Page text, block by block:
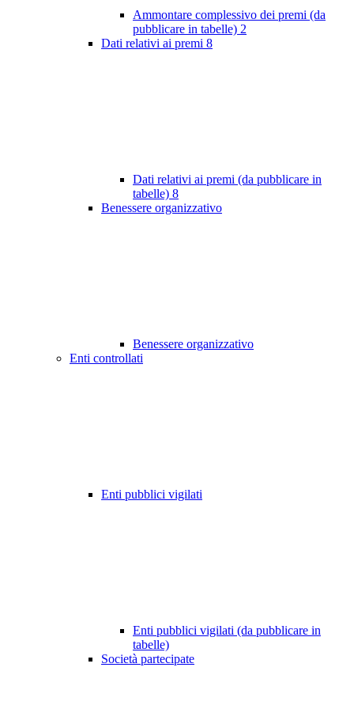
Ammontare complessivo dei premi (da
pubblicare in tabelle) 2
Dati relativi ai premi 8
Dati relativi ai premi (da pubblicare in
tabelle) 8
Benessere organizzativo
Benessere organizzativo
Enti controllati
Enti pubblici vigilati
Enti pubblici vigilati (da pubblicare in
tabelle)
Società partecipate